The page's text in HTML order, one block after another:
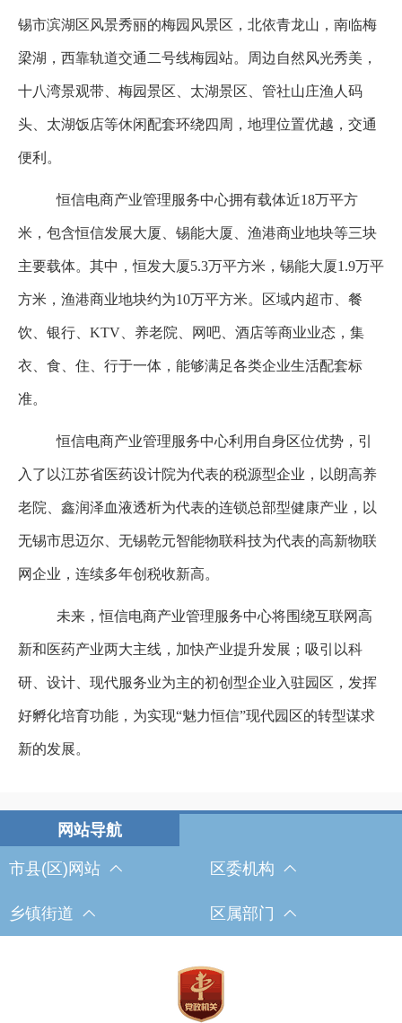
锡市滨湖区风景秀丽的梅园风景区，北依青龙山，南临梅
梁湖，西靠轨道交通二号线梅园站。周边自然风光秀美，
十八湾景观带、梅园景区、太湖景区、管社山庄渔人码
头、太湖饭店等休闲配套环绕四周，地理位置优越，交通
便利。
恒信电商产业管理服务中心拥有载体近18万平方
米，包含恒信发展大厦、锡能大厦、渔港商业地块等三块
主要载体。其中，恒发大厦5.3万平方米，锡能大厦1.9万平
方米，渔港商业地块约为10万平方米。区域内超市、餐
饮、银行、 KTV 、养老院、网吧、酒店等商业业态，集
衣、食、住、行于一体，能够满足各类企业生活配套标
准。
恒信电商产业管理服务中心利用自身区位优势，引
入了以江苏省医药设计院为代表的税源型企业，以朗高养
老院、鑫润泽血液透析为代表的连锁总部型健康产业，以
无锡市思迈尔、无锡乾元智能物联科技为代表的高新物联
网企业，连续多年创税收新高。
未来，恒信电商产业管理服务中心将围绕互联网高
新和医药产业两大主线，加快产业提升发展；吸引以科
研、设计、现代服务业为主的初创型企业入驻园区，发挥
好孵化培育功能，为实现“魅力恒信”现代园区的转型谋求
新的发展。
市县(区)网站 区委机构
乡镇街道 区属部门